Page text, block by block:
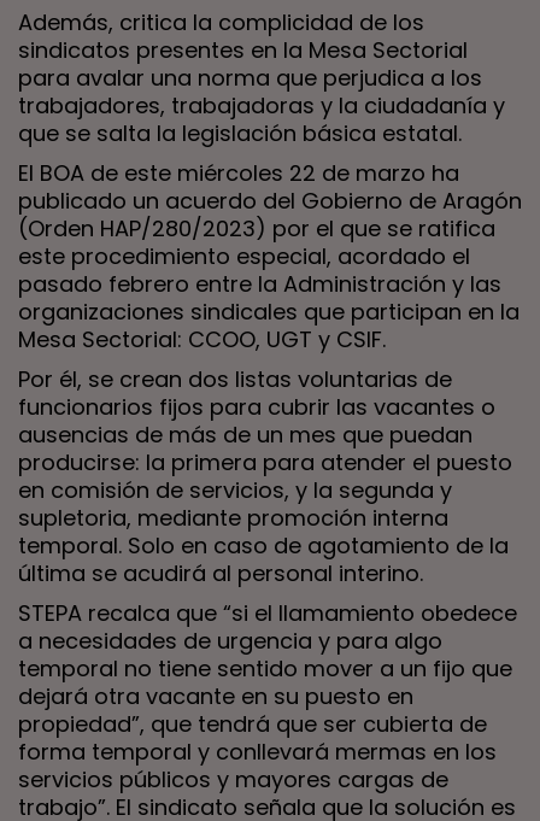
Además, critica la complicidad de los
sindicatos presentes en la Mesa Sectorial
para avalar una norma que perjudica a los
trabajadores, trabajadoras y la ciudadanía y
que se salta la legislación básica estatal.
El BOA de este miércoles 22 de marzo ha
publicado un acuerdo del Gobierno de Aragón
(Orden HAP/280/2023) por el que se ratifica
este procedimiento especial, acordado el
pasado febrero entre la Administración y las
organizaciones sindicales que participan en la
Mesa Sectorial: CCOO, UGT y CSIF.
Por él, se crean dos listas voluntarias de
funcionarios fijos para cubrir las vacantes o
ausencias de más de un mes que puedan
producirse: la primera para atender el puesto
en comisión de servicios, y la segunda y
supletoria, mediante promoción interna
temporal. Solo en caso de agotamiento de la
última se acudirá al personal interino.
STEPA recalca que “si el llamamiento obedece
a necesidades de urgencia y para algo
temporal no tiene sentido mover a un fijo que
dejará otra vacante en su puesto en
propiedad”, que tendrá que ser cubierta de
forma temporal y conllevará mermas en los
servicios públicos y mayores cargas de
trabajo”. El sindicato señala que la solución es